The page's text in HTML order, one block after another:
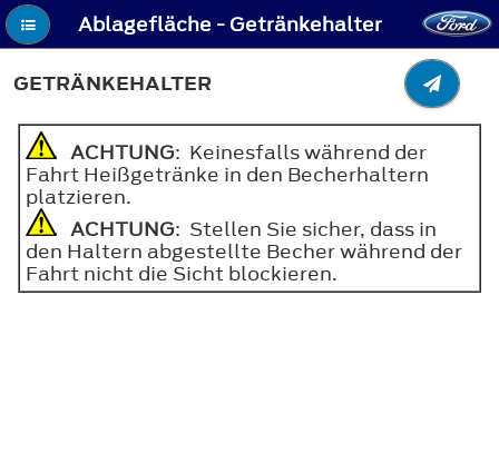
Ablagefläche - Getränkehalter
GETRÄNKEHALTER
ACHTUNG: Keinesfalls während der
Fahrt Heißgetränke in den Becherhaltern
platzieren.
ACHTUNG: Stellen Sie sicher, dass in
den Haltern abgestellte Becher während der
Fahrt nicht die Sicht blockieren.